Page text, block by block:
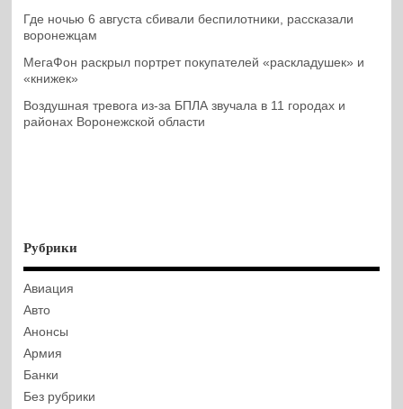
Где ночью 6 августа сбивали беспилотники, рассказали
воронежцам
МегаФон раскрыл портрет покупателей «раскладушек» и
«книжек»
Воздушная тревога из-за БПЛА звучала в 11 городах и
районах Воронежской области
Рубрики
Авиация
Авто
Анонсы
Армия
Банки
Без рубрики